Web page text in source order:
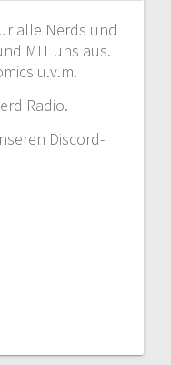
alle Nerds und
MIT uns aus.
u.v.m.
Radio.
Discord-